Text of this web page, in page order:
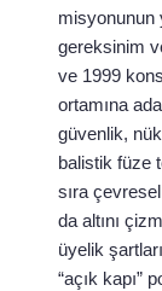
misyonunun
gereksinim
ve 1999
ortamına
güvenlik,
balistik füze
sıra
da altını
üyelik
“açık kapı”